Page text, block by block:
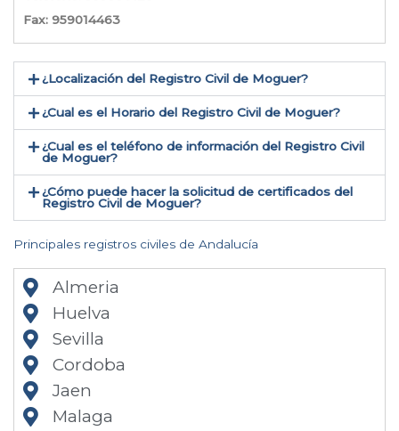
Fax: 959014463
¿Localización del Registro Civil de Moguer​?
¿Cual es el Horario del Registro Civil de Moguer?
¿Cual es el teléfono de información del Registro Civil
de Moguer​?
¿Cómo puede hacer la solicitud de certificados del
Registro Civil de Moguer​?
Principales registros civiles de Andalucía
Almeria
Huelva
Sevilla
Cordoba
Jaen
Malaga